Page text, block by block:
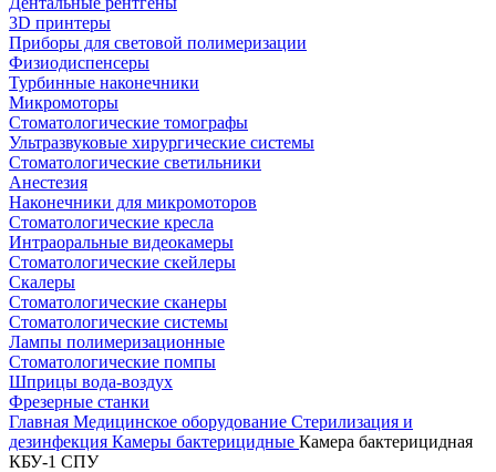
3D принтеры
Приборы для световой полимеризации
Физиодиспенсеры
Турбинные наконечники
Микромоторы
Стоматологические томографы
Ультразвуковые хирургические системы
Стоматологические светильники
Анестезия
Наконечники для микромоторов
Стоматологические кресла
Интраоральные видеокамеры
Стоматологические скейлеры
Скалеры
Стоматологические сканеры
Стоматологические системы
Лампы полимеризационные
Стоматологические помпы
Шприцы вода-воздух
Фрезерные станки
Главная Медицинское оборудование Стерилизация и
дезинфекция Камеры бактерицидные Камера бактерицидная
КБУ-1 СПУ